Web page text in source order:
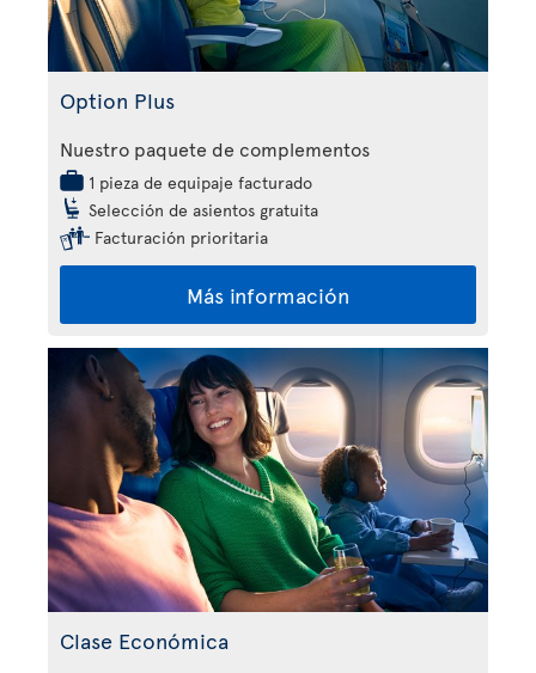
Option Plus
Nuestro paquete de complementos
1 pieza de equipaje facturado
Selección de asientos gratuita
Facturación prioritaria
Más información
Clase Económica